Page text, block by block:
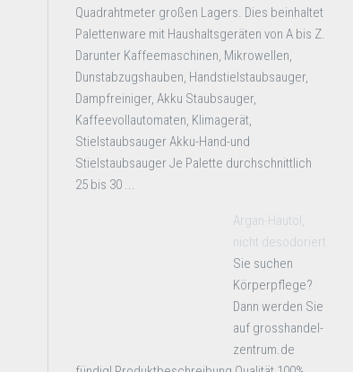
Quadrahtmeter großen Lagers. Dies beinhaltet
Palettenware mit Haushaltsgeräten von A bis Z.
Darunter Kaffeemaschinen, Mikrowellen,
Dunstabzugshauben, Handstielstaubsauger,
Dampfreiniger, Akku Staubsauger,
Kaffeevollautomaten, Klimagerät,
Stielstaubsauger Akku-Hand-und
Stielstaubsauger Je Palette durchschnittlich
25 bis 30 ...
Argan-Hautöl,
nicht desodoriert
Sie suchen
Körperpflege?
Dann werden Sie
auf grosshandel-
zentrum.de